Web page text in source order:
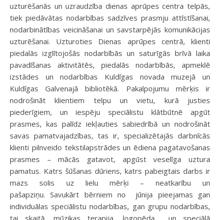
uzturēšanās un uzraudzība dienas aprūpes centra telpās,
tiek piedāvātas nodarbības sadzīves prasmju attīstīšanai,
nodarbinātības veicināšanai un savstarpējās komunikācijas
uzturēšanai. Uzturoties Dienas aprūpes centrā, klienti
piedalās izglītojošās nodarbībās un saturīgās brīvā laika
pavadīšanas aktivitātēs, piedalās nodarbībās, apmeklē
izstādes un nodarbības Kuldīgas novada muzejā un
Kuldīgas Galvenajā bibliotēkā. Pakalpojumu mērķis ir
nodrošināt klientiem telpu un vietu, kurā justies
piederīgiem, un iespēju speciālistu klātbūtnē apgūt
prasmes, kas palīdz iekļauties sabiedrībā un nodrošināt
savas pamatvajadzības, tas ir, specializētajās darbnīcās
klienti pilnveido tekstilapstrādes un ēdiena pagatavošanas
prasmes – mācās gatavot, apgūst veselīga uztura
pamatus. Katrs šūšanas dūriens, katrs pabeigtais darbs ir
mazs solis uz lielu mērķi – neatkarību un
pašapziņu. Savukārt bērniem no jūnija pieejamas gan
individuālas speciālistu nodarbības, gan grupu nodarbības,
tai skaitā, mūzikas terapija, logopēda un speciālā